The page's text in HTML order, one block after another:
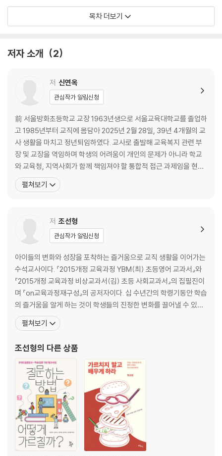
감 사이에서 스스로를 몰아붙이며 ‘내가 더 잘했어야 하는 것은 아닐까?’라
고 말하던 교사들이다. 그 말속에는 교육자로서의 양심과 동시에, 혼자서
사람은 언제나 담임교사다. 그러나 그다음 단계에서 담임교사는 혼자가 된
일이 커져 책임이 돌아오지는 않을지 수없이 고민한다. 그러다 결국 스스
로를 멈추게 된다. ‘내 선에서 할 수 있는 만큼만 하자’는 선택은 개인을 지
키기 위한 선택이지만, 그 순간 아이는 보호의 사각지대로 밀려난다. 나는
그 장면을 너무도 많이 보아 왔다.
관리자의 자리에서 바라본 학교도 결코 단순하지 않았다. 교장은 늘 두 가
지 책임 사이에 서 있다. 아이를 지켜야 한다는 책임과 학교 공동체 전체를
안정적으로 운영해야 한다는 책임이다. 교감과 부장, 교육청 담당자 역시
마찬가지다. 규정과 절차, 안전과 권리, 보호와 책임 사이에서 늘 균형을 요
구받는다. 이 균형은 문서 위에서는 명확해 보이지만, 실제 현장에서는 늘
그러던 어느 날, 내 삶의 방향을 완전히 바꾸어 놓은 사건이 일어났다. 한
아이가 교장인 나를 때린 사건이었다. 그것도 여러 사람의 시선이 있는 자
리에서였다. 그 순간의 충격은 생각보다 컸다. 육체적인 아픔보다 먼저 밀
려온 것은 당혹감과 혼란이었다. 교장으로서의 권위가 무너졌다는 느낌,
학교가 더 이상 내가 통제할 수 있는 공간이 아니라는 불안, 그리고 이 아이
를 나는 어떻게 해야 하느냐는 질문이 동시에 몰려왔다. 그날 이후 교무실
에는 한동안 묘한 침묵이 흘렀다. 누구도 쉽게 말을 꺼내지 못했다. 교사들
의 반응은 엇갈렸다. 선을 넘은 행동이라는 말, 더 이상 교실에서 감당하기
어렵다는 말, 다른 아이들과 교사들의 안전이 우선이라는 말이 여기저기에
서 들려왔다. 동시에 조심스러운 목소리도 있었다. 그 아이도 이미 많이 무
너져 있는 상태라는 말, 이렇게까지 된 데에는 분명 이유가 있을 것이라는
말이었다. 나는 그 모든 말을 들으며 마음이 무거워졌다. 어느 하나 틀린 말
이 없었기 때문이다. 결국 우리는 회의실에 모였다. 담임교사, 상담교사, 부
장교사들, 관리자들이 한자리에 앉았다. 그날 회의는 평소와 달랐다. 해결
책을 빠르게 결정하기 위한 자리가 아니라, 각자의 한계를 확인하는 시간
에 가까웠다. 담임교사는 지친 얼굴로 말했다.
“이 아이를 포기하고 싶지는 않습니다. 하지만 솔직히 말씀드리면, 혼자서
는 더 이상 버틸 자신이 없습니다.” 그 말에는 변명도, 회피도 없었다. 오랫
동안 묵묵히 버텨 온 한 사람의 솔직한 고백이었다. 상담교사는 아이의 상
1 교육환경 변화에 따른 새로운 지원 패러다임의 등장 29
2 해외에서는 어떻게 학생을 지원하고 있는가? 43
5 법령과 제도를 통한 학생맞춤통합지원의 체계 구축 93
CHAPTER 03 학생맞춤통합지원의 실제
1 학생맞춤통합지원의 운영단계 139
2 통합지원팀의 조직 원리 - 함께 움직이는 학교의 심장 155
3 지역사회 연계와 유관기관 협력 - 학교의 경계를 넘어, 함께 키우는 아이
들 163
4 교육청의 역할 - 학교와 함께 학생의 삶을 잇다 170
5 학생 성장 지원 사례 - 통합지원의 현장에서 피어난 변화의 기록 177
1 학생, 학교에게 바란다 193
2 교사, 학교에게 바란다 200
에필로그 - 학교, 다시 사람을 중심에 두다 215
참고문헌 221
목차 더보기
저자 소개 2
저 신연옥
관심작가 알림신청
前 서울방화초등학교 교장 1963년생으로 서울교육대학교를 졸업하
고 1985년부터 교직에 몸담아 2025년 2월 28일, 39년 4개월의 교
사 생활을 마치고 정년퇴임하였다. 교사로 출발해 교육복지 관련 부
장 및 교장을 역임하며 학생의 어려움이 개인의 문제가 아니라 학교
와 교육청, 지역사회가 함께 책임져야 할 통합적 접근 과제임을 현장
에서 깊이 인식하게 되었다. 2023년부터 퇴임 시까지 서울방화초등
학교에서 교육부 지정 학생맞춤통합지원 선도학교 운영을 이끌며 교
펼쳐보기
저 조선형
관심작가 알림신청
아이들의 변화와 성장을 포착하는 즐거움으로 교직 생활을 이어가는
수석교사이다. 『2015개정 교육과정 YBM(최) 초등영어 교과서』와
『2015개정 교육과정 비상교과서(김) 초등 사회교과서』의 집필진이
며 『on교육과정재구성』의 공저자이다. 십 수년간의 학령기동안 학습
의 즐거움을 알게 하는 것이 학생들의 진정한 변화를 끌어낼 수 있다
는 교육철학을 가지고 있으며, 교육과 학습 자체를 즐기는 것이 교사
의 진정한 전문성이라고 믿고 있다. 그러한 전문성을 다른 교사들과
펼쳐보기
조선형의 다른 상품